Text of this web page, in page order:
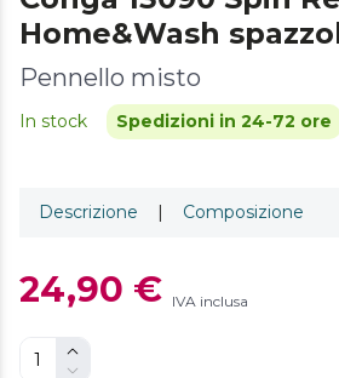
Home&Wash
Pennello misto
In stock Spedizioni in 24-72 ore
Descrizione | Composizione
24,90 € IVA inclusa